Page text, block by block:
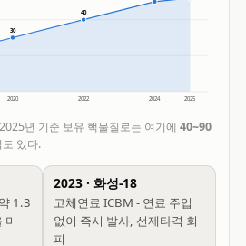
30
2020
40
2022 2024 2025
년 기준 보유 핵물질로는 여기에 40~90
있다.
1.3
미
2023 · 화성-18
고체연료 ICBM - 연료 주입
없이 즉시 발사, 선제타격 회
피